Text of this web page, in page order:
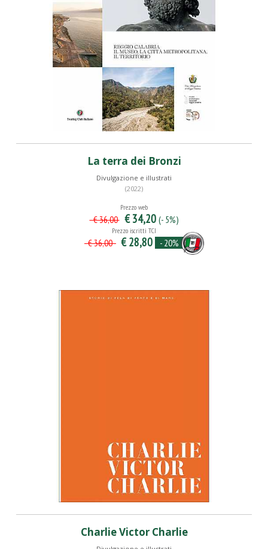
La terra dei Bronzi
Divulgazione e illustrati
(2022)
Prezzo web
€ 36,00 € 34,20 (- 5%)
Prezzo iscritti TCI
€ 36,00 € 28,80 - 20%
Charlie Victor Charlie